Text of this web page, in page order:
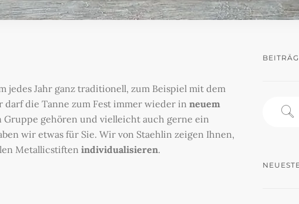
jedes Jahr ganz traditionell, zum Beispiel mit dem
darf die Tanne zum Fest immer wieder in neuem
Gruppe gehören und vielleicht auch gerne ein
wir etwas für Sie. Wir von Staehlin zeigen Ihnen,
Metallicstiften individualisieren.